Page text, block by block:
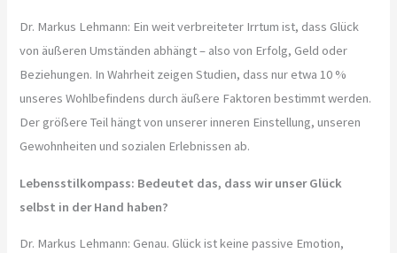
Dr. Markus Lehmann: Ein weit verbreiteter Irrtum ist, dass Glück
von äußeren Umständen abhängt – also von Erfolg, Geld oder
Beziehungen. In Wahrheit zeigen Studien, dass nur etwa 10 %
unseres Wohlbefindens durch äußere Faktoren bestimmt werden.
Der größere Teil hängt von unserer inneren Einstellung, unseren
Gewohnheiten und sozialen Erlebnissen ab.
Lebensstilkompass: Bedeutet das, dass wir unser Glück
selbst in der Hand haben?
Dr. Markus Lehmann: Genau. Glück ist keine passive Emotion,